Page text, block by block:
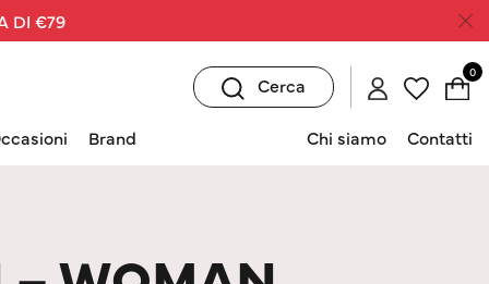
DI €79
Cerca
0
Brand Chi siamo Contatti